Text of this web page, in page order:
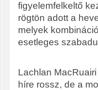
figyelemfelkeltő
rögtön adott a
melyek
esetleges
Lachlan
híre rossz, de a